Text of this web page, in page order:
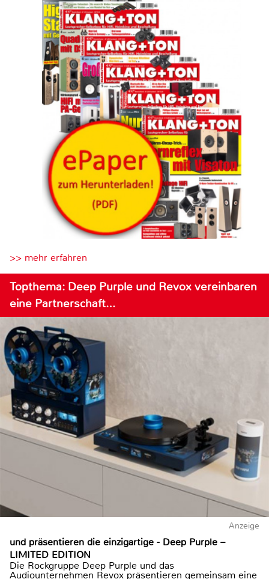
>> mehr erfahren
Topthema: Deep Purple und Revox vereinbaren
eine Partnerschaft…
Anzeige
und präsentieren die einzigartige - Deep Purple –
LIMITED EDITION
Die Rockgruppe Deep Purple und das
Audiounternehmen Revox präsentieren gemeinsam eine